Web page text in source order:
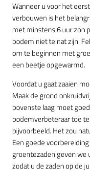
Wanneer u voor het
verbouwen is het
met minstens 6 uur zon
bodem niet te nat zijn.
om te beginnen met
een beetje opgewarmd.
Voordat u gaat zaaien
Maak de grond
bovenste laag moet
bodemverbeteraar toe
bijvoorbeeld. Het zou
Een goede
groentezaden geven we
zodat u de zaden op de